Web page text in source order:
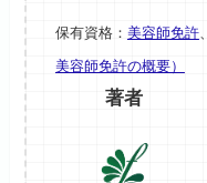
保有資格： 美容師免許、
美容師免許の概要）
著者